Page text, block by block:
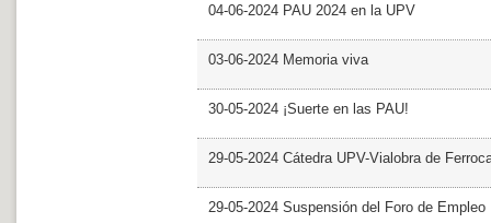
04-06-2024 PAU 2024 en la UPV
03-06-2024 Memoria viva
30-05-2024 ¡Suerte en las PAU!
29-05-2024 Cátedra UPV-Vialobra de
29-05-2024 Suspensión del Foro de Empleo